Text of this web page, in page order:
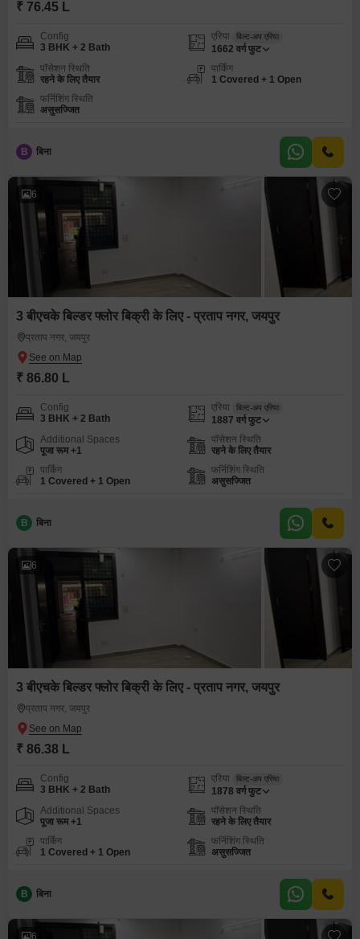
₹ 76.45 L
Config
3 BHK + 2 Bath
एरिया बिल्ट-अप एरिया
1662 वर्ग फुट
पॉसेशन स्थिति
रहने के लिए तैयार
पार्किंग
1 Covered + 1 Open
फर्निशिंग स्थिति
असुसज्जित
B बिना
6
3 बीएचके बिल्डर फ्लोर बिक्री के लिए - प्रताप नगर, जयपुर
प्रताप नगर, जयपुर
₹ 86.80 L
Config
3 BHK + 2 Bath
एरिया बिल्ट-अप एरिया
1887 वर्ग फुट
Additional Spaces
पूजा रूम +1
पॉसेशन स्थिति
रहने के लिए तैयार
पार्किंग
1 Covered + 1 Open
फर्निशिंग स्थिति
असुसज्जित
B बिना
6
3 बीएचके बिल्डर फ्लोर बिक्री के लिए - प्रताप नगर, जयपुर
प्रताप नगर, जयपुर
₹ 86.38 L
Config
3 BHK + 2 Bath
एरिया बिल्ट-अप एरिया
1878 वर्ग फुट
Additional Spaces
पूजा रूम +1
पॉसेशन स्थिति
रहने के लिए तैयार
पार्किंग
1 Covered + 1 Open
फर्निशिंग स्थिति
असुसज्जित
B बिना
6